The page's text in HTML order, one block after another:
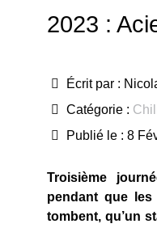
2023 :
Écrit par :
Catégorie :
Publié le : 8
Troisième
pendant que les
tombent, qu’un